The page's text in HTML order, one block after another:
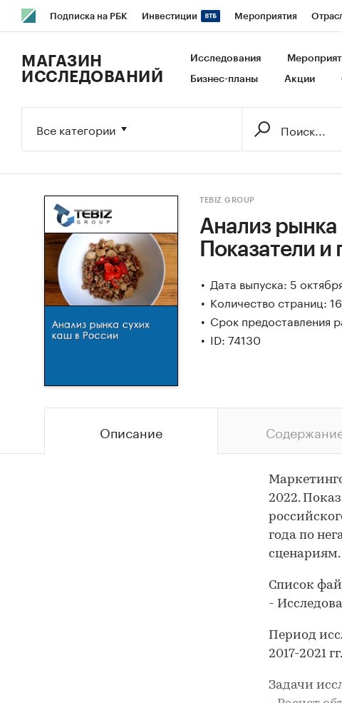
Подписка на РБК Инвестиции Мероприятия
Исследования Кредитные рейтинги Франшизы Газета
МАГАЗИН
ИССЛЕДОВАНИЙ
Исследования
Бизнес-планы Акции
Все категории
TEBIZ GROUP
Анализ рынка
Показатели и
Дата выпуска: 5
Количество страниц:
Срок предоставления
ID: 74130
Описание
2022.
года по
сценариям.
Список
-
Период
2017-2021
Задачи